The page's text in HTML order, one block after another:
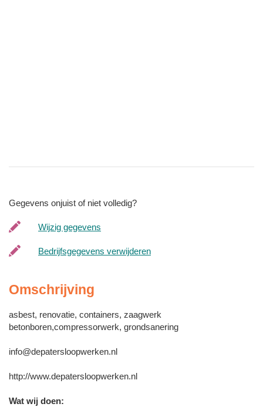
Gegevens onjuist of niet volledig?
Wijzig gegevens
Bedrijfsgegevens verwijderen
Omschrijving
asbest, renovatie, containers, zaagwerk
betonboren,compressorwerk, grondsanering
info@depatersloopwerken.nl
http://www.depatersloopwerken.nl
Wat wij doen: